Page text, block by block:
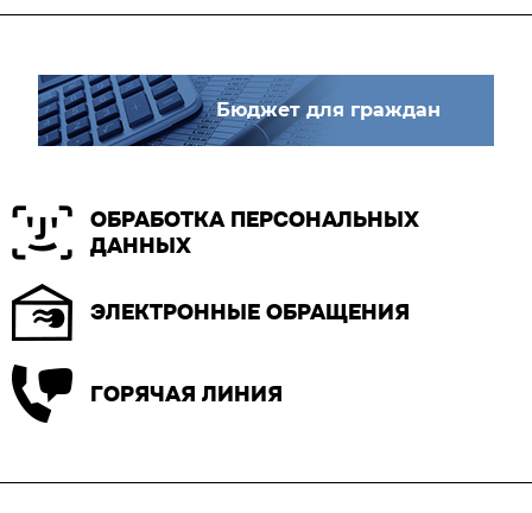
Бюджет для граждан
ОБРАБОТКА ПЕРСОНАЛЬНЫХ
ДАННЫХ
ЭЛЕКТРОННЫЕ ОБРАЩЕНИЯ
ГОРЯЧАЯ ЛИНИЯ